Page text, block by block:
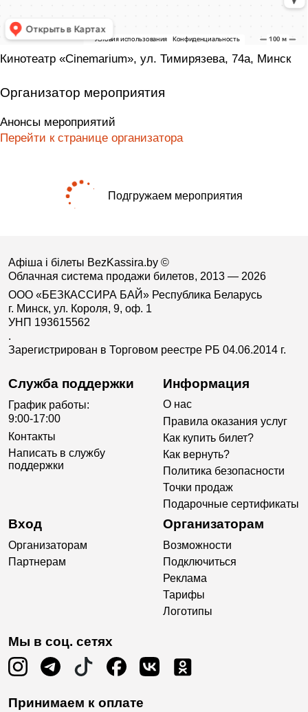
Кинотеатр «Cinemarium»‎, ул. Тимирязева, 74а, Минск
Организатор мероприятия
Анонсы мероприятий
Перейти к странице организатора
Подгружаем мероприятия
Афіша і білеты BezKassira.by ©
Облачная система продажи билетов, 2013 — 2026
ООО «БЕЗКАССИРА БАЙ» Республика Беларусь
г. Минск, ул. Короля, 9, оф. 1
УНП 193615562
.
Зарегистрирован в Торговом реестре РБ 04.06.2014 г.
Служба поддержки
График работы:
9:00-17:00
Контакты
Написать в службу
поддержки
Информация
О нас
Правила оказания услуг
Как купить билет?
Как вернуть?
Политика безопасности
Точки продаж
Подарочные сертификаты
Вход
Организаторам
Партнерам
Организаторам
Возможности
Подключиться
Реклама
Тарифы
Логотипы
Мы в соц. сетях
Принимаем к оплате